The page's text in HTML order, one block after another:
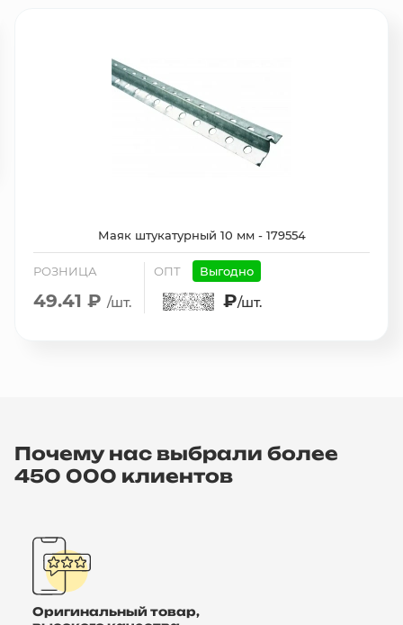
Маяк штукатурный 10 мм - 179554
РОЗНИЦА
49.41 ₽ /шт.
ОПТ Выгодно
₽/шт.
Почему нас выбрали более
450 000 клиентов
Оригинальный товар,